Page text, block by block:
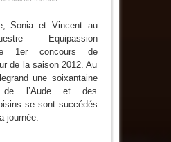
dressage
amateur
à
Equipassion
et Vincent au
Equipassion
1er concours de
de la saison 2012. Au
une soixantaine
de l’Aude et des
se sont succédés
journée.